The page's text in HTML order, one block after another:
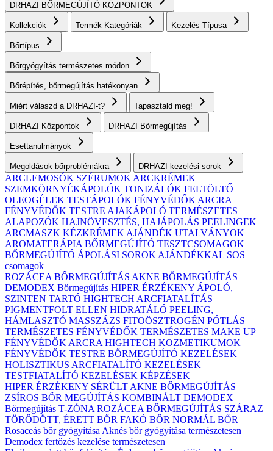
DRHAZI BŐRMEGÚJÍTÓ KÖZPONTOK
Kollekciók Termék Kategóriák Kezelés Típusa
Bőrtípus
Bőrgyógyítás természetes módon
Bőrépítés, bőrmegújítás hatékonyan
Miért válaszd a DRHAZI-t? Tapasztald meg!
DRHAZI Központok DRHAZI Bőrmegújítás
Esettanulmányok
Megoldások bőrproblémákra DRHAZI kezelési sorok
ARCLEMOSÓK SZÉRUMOK ARCKRÉMEK
SZEMKÖRNYÉKÁPOLÓK TONIZÁLÓK FELTÖLTŐ
OLEOGÉLEK TESTÁPOLÓK FÉNYVÉDŐK ARCRA
FÉNYVÉDŐK TESTRE AJAKÁPOLÓ TERMÉSZETES
ALAPOZÓK HAJNÖVESZTÉS, HAJÁPOLÁS PEELINGEK
ARCMASZK KÉZKRÉMEK AJÁNDÉK UTALVÁNYOK
AROMATERÁPIA BŐRMEGÚJÍTÓ TESZTCSOMAGOK
BŐRMEGÚJÍTÓ ÁPOLÁSI SOROK AJÁNDÉKKAL SOS
csomagok
ROZÁCEA BŐRMEGÚJÍTÁS AKNE BŐRMEGÚJÍTÁS
DEMODEX Bőrmegújítás HIPER ÉRZÉKENY ÁPOLÓ,
SZINTEN TARTÓ HIGHTECH ARCFIATALÍTÁS
PIGMENTFOLT ELLEN HIDRATÁLÓ PEELING,
HÁMLASZTÓ MASSZÁZS FITOÖSZTROGÉN PÓTLÁS
TERMÉSZETES FÉNYVÉDŐK TERMÉSZETES MAKE UP
FÉNYVÉDŐK ARCRA HIGHTECH KOZMETIKUMOK
FÉNYVÉDŐK TESTRE BŐRMEGÚJÍTÓ KEZELÉSEK
HOLISZTIKUS ARCFIATALÍTÓ KEZELÉSEK
TESTFIATALÍTÓ KEZELÉSEK KÉPZÉSEK
HIPER ÉRZÉKENY SÉRÜLT AKNE BŐRMEGÚJÍTÁS
ZSÍROS BŐR MEGÚJÍTÁS KOMBINÁLT DEMODEX
Bőrmegújítás T-ZÓNA ROZÁCEA BŐRMEGÚJÍTÁS SZÁRAZ
TÖRŐDÖTT, ÉRETT BŐR FAKÓ BŐR NORMÁL BŐR
Rosaceás bőr gyógyítása Aknés bőr gyógyítása természetesen
Demodex fertőzés kezelése természetesen